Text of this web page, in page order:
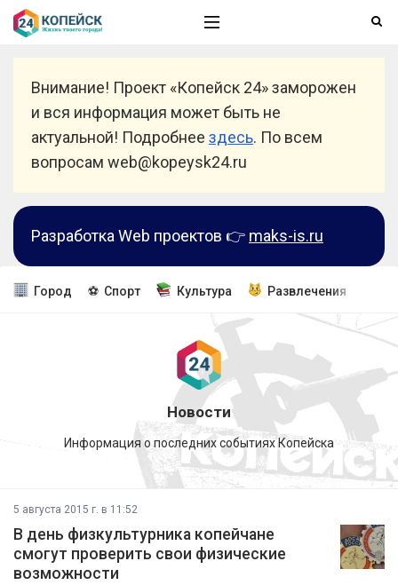
Внимание! Проект «Копейск 24» заморожен
и вся информация может быть не
актуальной! Подробнее здесь. По всем
вопросам web@kopeysk24.ru
Разработка Web проектов 👉 maks-is.ru
Город ⚽ Спорт Культура Развлечения
Новости
Информация о последних событиях Копейска
5 августа 2015 г. в 11:52
В день физкультурника копейчане
смогут проверить свои физические
возможности